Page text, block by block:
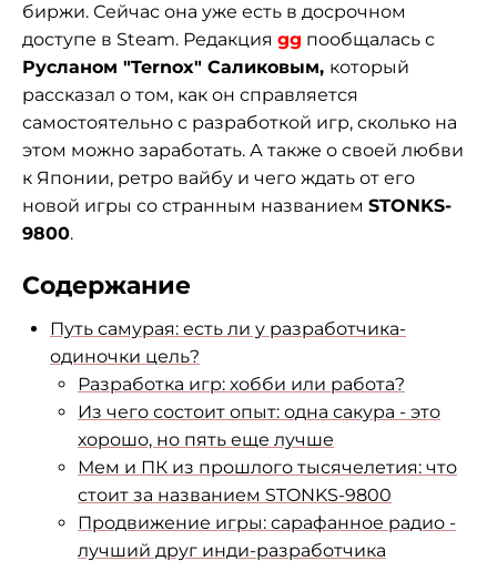
биржи. Сейчас она уже есть в досрочном
доступе в Steam. Редакция gg пообщалась с
Русланом "Ternox" Саликовым, который
рассказал о том, как он справляется
самостоятельно с разработкой игр, сколько на
этом можно заработать. А также о своей любви
к Японии, ретро вайбу и чего ждать от его
новой игры со странным названием STONKS-
9800.
Содержание
Путь самурая: есть ли у разработчика-
одиночки цель?
Разработка игр: хобби или работа?
Из чего состоит опыт: одна сакура - это
хорошо, но пять еще лучше
Мем и ПК из прошлого тысячелетия: что
стоит за названием STONKS-9800
Продвижение игры: сарафанное радио -
лучший друг инди-разработчика